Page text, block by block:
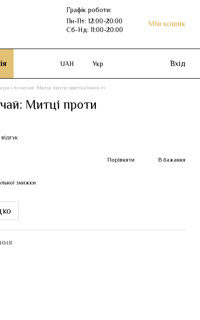
Графік роботи:
Пн-Пт: 12:00-20:00
Сб-Нд: 11:00-20:00
Мій кошик
UAH Укр Вхід
і позичай: Митці проти оригінальності
Митці проти
Порівняти В бажання
знижки